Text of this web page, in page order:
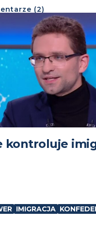
(2)
kontroluje
IMIGRACJA